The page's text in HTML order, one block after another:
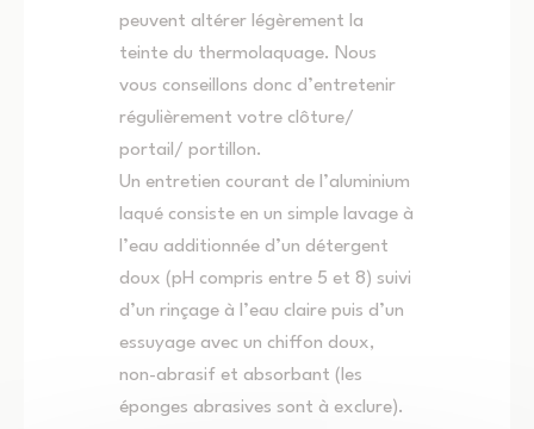
peuvent altérer légèrement la
teinte du thermolaquage. Nous
vous conseillons donc d’entretenir
régulièrement votre clôture/
portail/ portillon.
Un entretien courant de l’aluminium
laqué consiste en un simple lavage à
l’eau additionnée d’un détergent
doux (pH compris entre 5 et 8) suivi
d’un rinçage à l’eau claire puis d’un
essuyage avec un chiffon doux,
non-abrasif et absorbant (les
éponges abrasives sont à exclure).